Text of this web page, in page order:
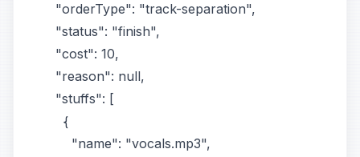
    "orderType": "track-separation",
    "status": "finish",
    "cost": 10,
    "reason": null,
    "stuffs": [
      {
        "name": "vocals.mp3",